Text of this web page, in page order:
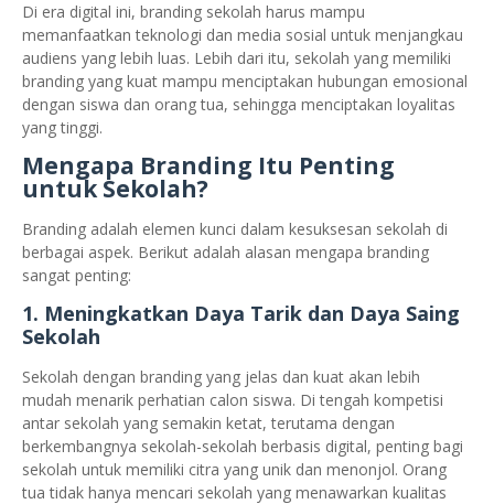
Di era digital ini, branding sekolah harus mampu
memanfaatkan teknologi dan media sosial untuk menjangkau
audiens yang lebih luas. Lebih dari itu, sekolah yang memiliki
branding yang kuat mampu menciptakan hubungan emosional
dengan siswa dan orang tua, sehingga menciptakan loyalitas
yang tinggi.
Mengapa Branding Itu Penting
untuk Sekolah?
Branding adalah elemen kunci dalam kesuksesan sekolah di
berbagai aspek. Berikut adalah alasan mengapa branding
sangat penting:
1. Meningkatkan Daya Tarik dan Daya Saing
Sekolah
Sekolah dengan branding yang jelas dan kuat akan lebih
mudah menarik perhatian calon siswa. Di tengah kompetisi
antar sekolah yang semakin ketat, terutama dengan
berkembangnya sekolah-sekolah berbasis digital, penting bagi
sekolah untuk memiliki citra yang unik dan menonjol. Orang
tua tidak hanya mencari sekolah yang menawarkan kualitas